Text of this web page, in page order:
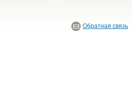
Обратная связь